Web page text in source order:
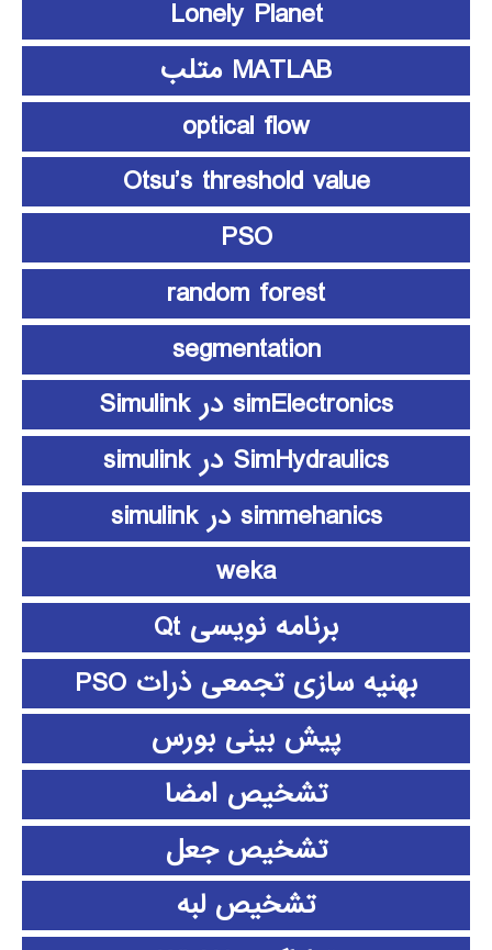
Lonely Planet
MATLAB متلب
optical flow
Otsu’s threshold value
PSO
random forest
segmentation
simElectronics در Simulink
SimHydraulics در simulink
simmehanics در simulink
weka
برنامه نویسی Qt
بهنیه سازی تجمعی ذرات PSO
پیش بینی بورس
تشخیص امضا
تشخیص جعل
تشخیص لبه